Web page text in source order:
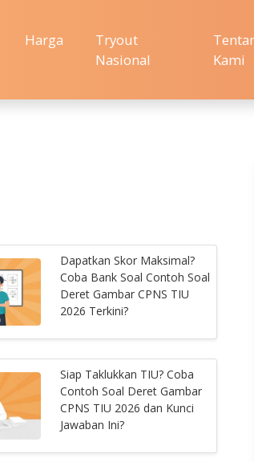
Harga
Tryout
Nasional
Kami
Dapatkan Skor Maksimal?
Coba Bank Soal Contoh Soal
Deret Gambar CPNS TIU
2026 Terkini?
Siap Taklukkan TIU? Coba
Contoh Soal Deret Gambar
CPNS TIU 2026 dan Kunci
Jawaban Ini?